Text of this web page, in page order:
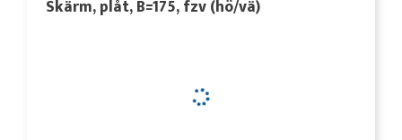
Skärm, plåt, B=175, fzv (hö/vä)